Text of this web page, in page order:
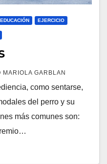
EDUCACIÓN EJERCICIO
MARIOLA GARBLAN
como sentarse,
del perro y su
más comunes son: